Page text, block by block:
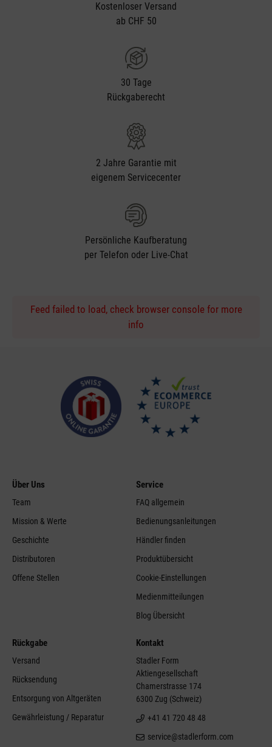
Kostenloser Versand
ab CHF 50
30 Tage
Rückgaberecht
2 Jahre Garantie mit
eigenem Servicecenter
Persönliche Kaufberatung
per Telefon oder Live-Chat
Feed failed to load, check browser console for more
info
Über Uns
Team
Mission & Werte
Geschichte
Distributoren
Offene Stellen
Service
FAQ allgemein
Bedienungsanleitungen
Händler finden
Produktübersicht
Cookie-Einstellungen
Medienmitteilungen
Blog Übersicht
Rückgabe
Versand
Rücksendung
Entsorgung von Altgeräten
Gewährleistung / Reparatur
Kontakt
Stadler Form
Aktiengesellschaft
Chamerstrasse 174
6300 Zug (Schweiz)
+41 41 720 48 48
service@stadlerform.com